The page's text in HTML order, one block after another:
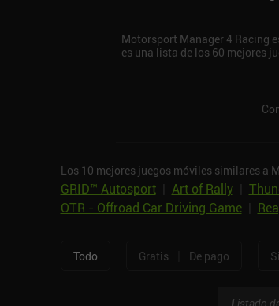
Motorsport Manager 4 Racing
es una lista de los 60 mejores
Los 10 mejores juegos móviles similares a
GRID™ Autosport| Art of Rally|
OTR - Offroad Car Driving Game|
Todo Gratis De pago